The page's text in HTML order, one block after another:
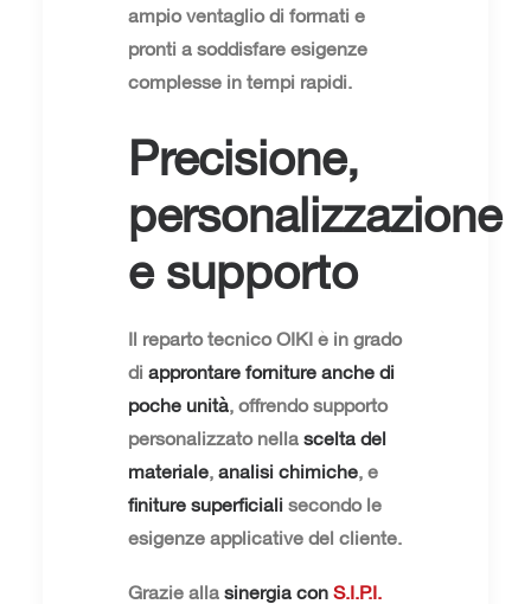
ampio ventaglio di formati e
pronti a soddisfare esigenze
complesse in tempi rapidi.
Precisione,
personalizzazione
e supporto
Il reparto tecnico OIKI è in grado
di approntare forniture anche di
poche unità, offrendo supporto
personalizzato nella scelta del
materiale, analisi chimiche, e
finiture superficiali secondo le
esigenze applicative del cliente.
Grazie alla sinergia con S.I.P.I.